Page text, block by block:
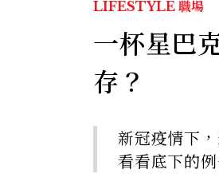
LIFESTYLE 職場
一杯星巴
存？
新冠疫情下
看看底下的